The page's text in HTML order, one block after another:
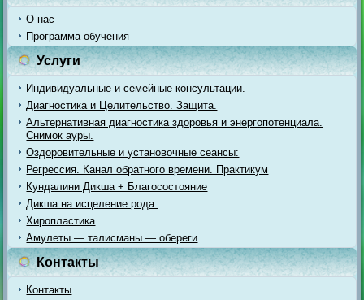
О нас
Программа обучения
Услуги
Индивидуальные и семейные консультации.
Диагностика и Целительство. Защита.
Альтернативная диагностика здоровья и энергопотенциала.
Снимок ауры.
Оздоровительные и установочные сеансы:
Регрессия. Канал обратного времени. Практикум
Кундалини Дикша + Благосостояние
Дикша на исцеление рода.
Хиропластика
Амулеты — талисманы — обереги
Контакты
Контакты